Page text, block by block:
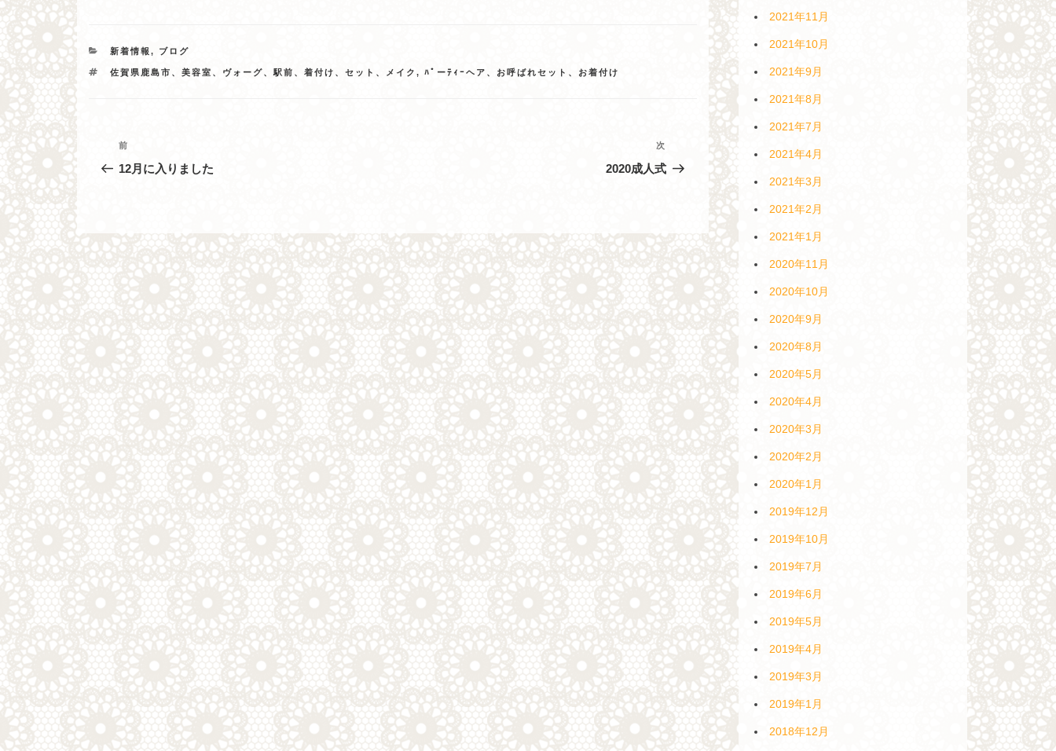
カ
ゴ
新着情報, ブログ
タ
佐賀県鹿島市、美容室、ヴォーグ、駅前、着付け、セット、メイク,ﾊﾟーﾃｨｰヘア、お呼ばれセット、お着付け
投
稿
ゲ
ー
シ
ョ
ン
過
の
前
12月に入りました
次
2020成人式
2021年11月
2021年10月
2021年9月
2021年8月
2021年7月
2021年4月
2021年3月
2021年2月
2021年1月
2020年11月
2020年10月
2020年9月
2020年8月
2020年5月
2020年4月
2020年3月
2020年2月
2020年1月
2019年12月
2019年10月
2019年7月
2019年6月
2019年5月
2019年4月
2019年3月
2019年1月
2018年12月